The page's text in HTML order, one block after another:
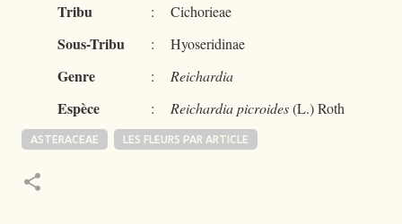
Tribu : Cichorieae
Sous-Tribu : Hyoseridinae
Genre : Reichardia
Espèce : Reichardia picroides(L.) Roth
ASTERACEAE LES FLEURS PAR ARTICLE